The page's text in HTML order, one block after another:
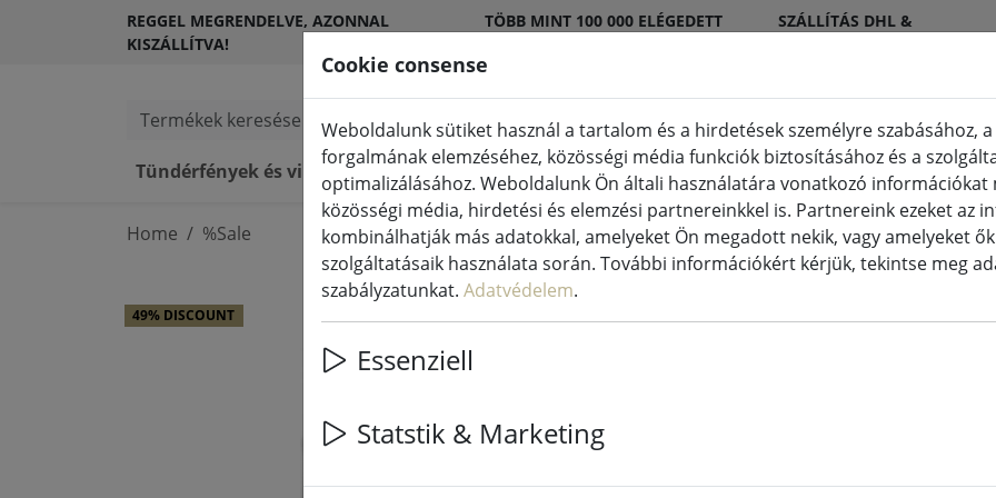
REGGEL MEGRENDELVE, AZONNAL
KISZÁLLÍTVA!
TÖBB MINT 100 000 ELÉGEDETT
SZÁLLÍTÁS DHL &
Termékek keresése
Tündérfények és világítás
LED gyertyák beltéri és kültéri Konyha és élelmiszer
Home %Sale
Zone
140x200cm /
49% DISCOUNT
2 Elérhető
Cookie consense
Weboldalunk sütiket használ a tartalom és a hirdetések személyre szabásához,
forgalmának elemzéséhez, közösségi média funkciók biztosításához és a
optimalizálásához. Weboldalunk Ön általi használatára vonatkozó információkat
közösségi média, hirdetési és elemzési partnereinkkel is. Partnereink ezeket az
kombinálhatják más adatokkal, amelyeket Ön megadott nekik, vagy amelyeket
szolgáltatásaik használata során. További információkért kérjük, tekintse meg
szabályzatunkat. Adatvédelem.
Essenziell
Statstik & Marketing